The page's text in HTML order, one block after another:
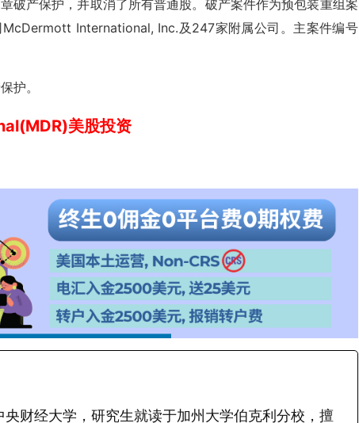
破产保护，并取消了所有普通股。破产案件作为预包装重组案
International, Inc.及247家附属公司。主案件编号
护。
美股投资
财经大学，研究生就读于加州大学伯克利分校，擅